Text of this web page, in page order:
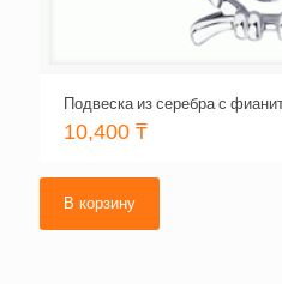
Подвеска из серебра с
10,400 ₸
В корзину